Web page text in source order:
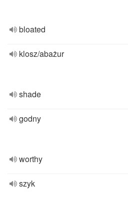
bloated
klosz/abażur
shade
godny
worthy
szyk